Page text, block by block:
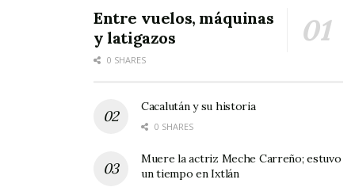
Entre vuelos, máquinas
y latigazos
0 SHARES
Cacalután y su historia
0 SHARES
Muere la actriz Meche Carreño; estuvo
un tiempo en Ixtlán